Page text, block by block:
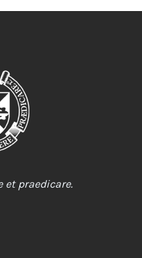
et praedicare.